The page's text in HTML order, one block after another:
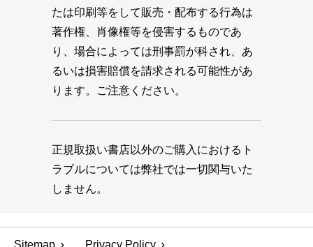
たは印刷等をして販売・配布する行為は
著作権、肖像権等を侵害するものであ
り、場合によっては刑事罰が科され、あ
るいは損害賠償を請求される可能性があ
ります。ご注意ください。
正規取扱い書店以外のご購入におけるト
ラブルについては弊社では一切関与いた
しません。
Sitemap Privacy Policy